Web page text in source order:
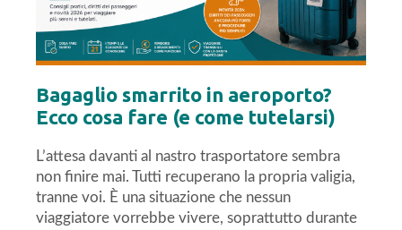
Bagaglio smarrito in aeroporto?
Ecco cosa fare (e come tutelarsi)
L’attesa davanti al nastro trasportatore sembra
non finire mai. Tutti recuperano la propria valigia,
tranne voi. È una situazione che nessun
viaggiatore vorrebbe vivere, soprattutto durante